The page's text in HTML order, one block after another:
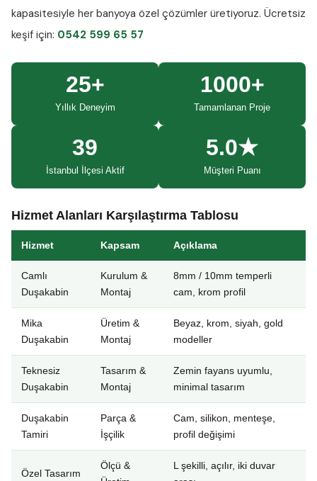
kapasitesiyle her banyoya özel çözümler üretiyoruz. Ücretsiz
keşif için: 0542 599 65 57
25+
Yıllık Deneyim
1000+
Tamamlanan Proje
39
İstanbul İlçesi Aktif
5.0★
Müşteri Puanı
Hizmet Alanları Karşılaştırma Tablosu
Hizmet Kapsam Açıklama
Camlı
Duşakabin
Kurulum &
Montaj
8mm / 10mm temperli
cam, krom profil
Mika
Duşakabin
Üretim &
Montaj
Beyaz, krom, siyah, gold
modeller
Teknesiz
Duşakabin
Tasarım &
Montaj
Zemin fayans uyumlu,
minimal tasarım
Duşakabin
Tamiri
Parça &
İşçilik
Cam, silikon, menteşe,
profil değişimi
Özel Tasarım
Ölçü &
L şekilli, açılır, iki duvar